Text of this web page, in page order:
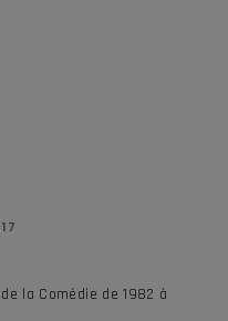
la Comédie de 1982 à